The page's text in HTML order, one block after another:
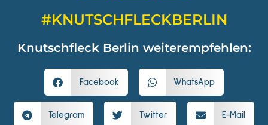
#KNUTSCHFLECKBERLIN
Knutschfleck Berlin weiterempfehlen:
Facebook WhatsApp
Telegram Twitter E-Mail